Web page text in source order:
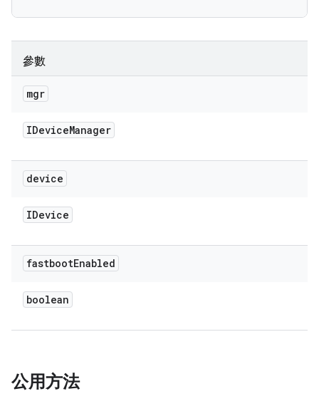
參數
mgr
IDeviceManager
device
IDevice
fastbootEnabled
boolean
公用方法